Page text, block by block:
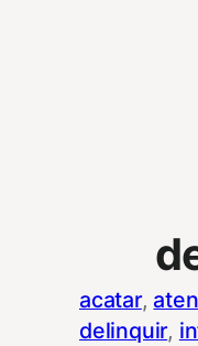
acatar,
delinquir,